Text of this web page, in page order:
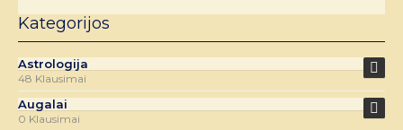
Kategorijos
Astrologija
48 Klausimai
Augalai
0 Klausimai